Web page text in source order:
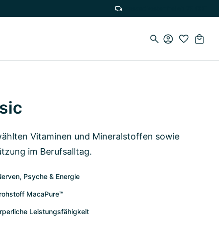
Vitaminen und Mineralstoffen sowie
im Berufsalltag.
Psyche & Energie
MacaPure™
Leistungsfähigkeit